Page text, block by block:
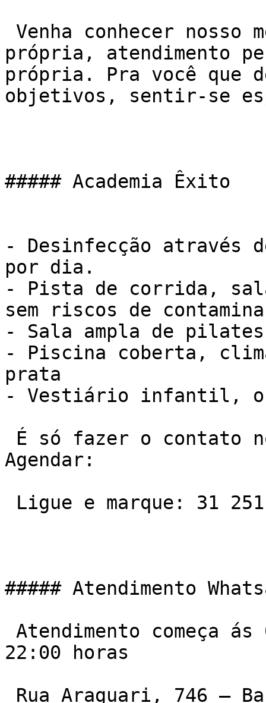
própria, atendimento
própria. Pra você que
objetivos, sentir-se
##### Academia Êxito
- Desinfecção
por dia.
- Pista de corrida,
sem riscos de
- Sala ampla de pilates
- Piscina coberta,
prata
- Vestiário infantil, o
Agendar:
##### Atendimento
22:00 horas